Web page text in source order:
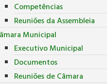
Competências
Reuniões da Assembleia
Municipal
Executivo Municipal
Documentos
Reuniões de Câmara